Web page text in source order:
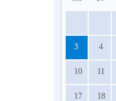
3 4
10 11
17 18